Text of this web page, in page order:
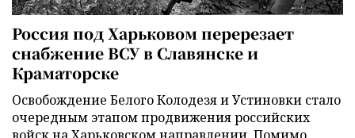
Россия под Харьковом перерезает
снабжение ВСУ в Славянске и
Краматорске
Освобождение Белого Колодезя и Устиновки стало
очередным этапом продвижения российских